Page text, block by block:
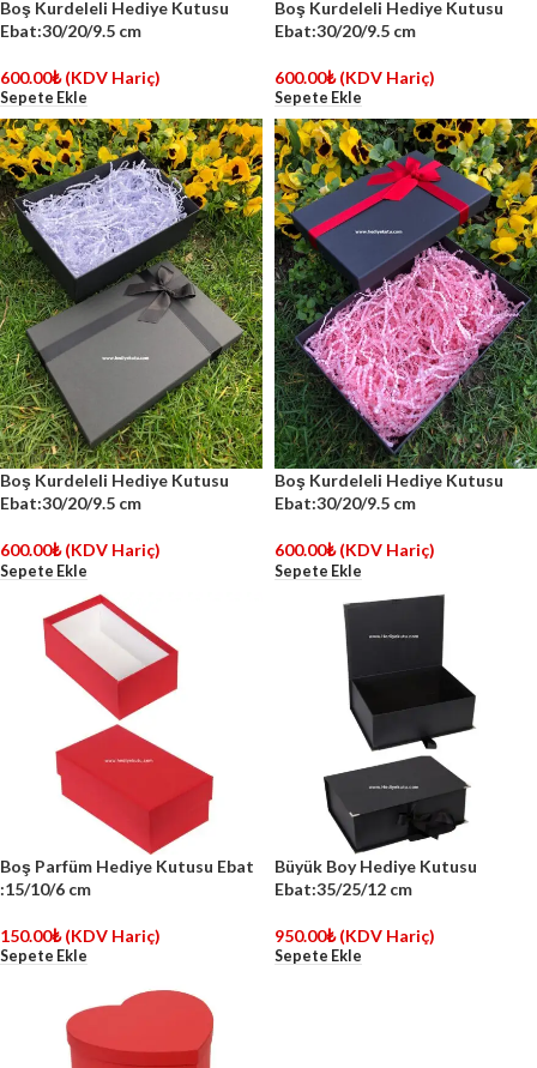
Boş Kurdeleli Hediye Kutusu
Ebat:30/20/9.5 cm
600.00₺ (KDV Hariç)
Sepete Ekle
Boş Kurdeleli Hediye Kutusu
Ebat:30/20/9.5 cm
600.00₺ (KDV Hariç)
Sepete Ekle
Boş Kurdeleli Hediye Kutusu
Ebat:30/20/9.5 cm
600.00₺ (KDV Hariç)
Sepete Ekle
Boş Kurdeleli Hediye Kutusu
Ebat:30/20/9.5 cm
600.00₺ (KDV Hariç)
Sepete Ekle
Boş Parfüm Hediye Kutusu Ebat
:15/10/6 cm
150.00₺ (KDV Hariç)
Sepete Ekle
Büyük Boy Hediye Kutusu
Ebat:35/25/12 cm
950.00₺ (KDV Hariç)
Sepete Ekle